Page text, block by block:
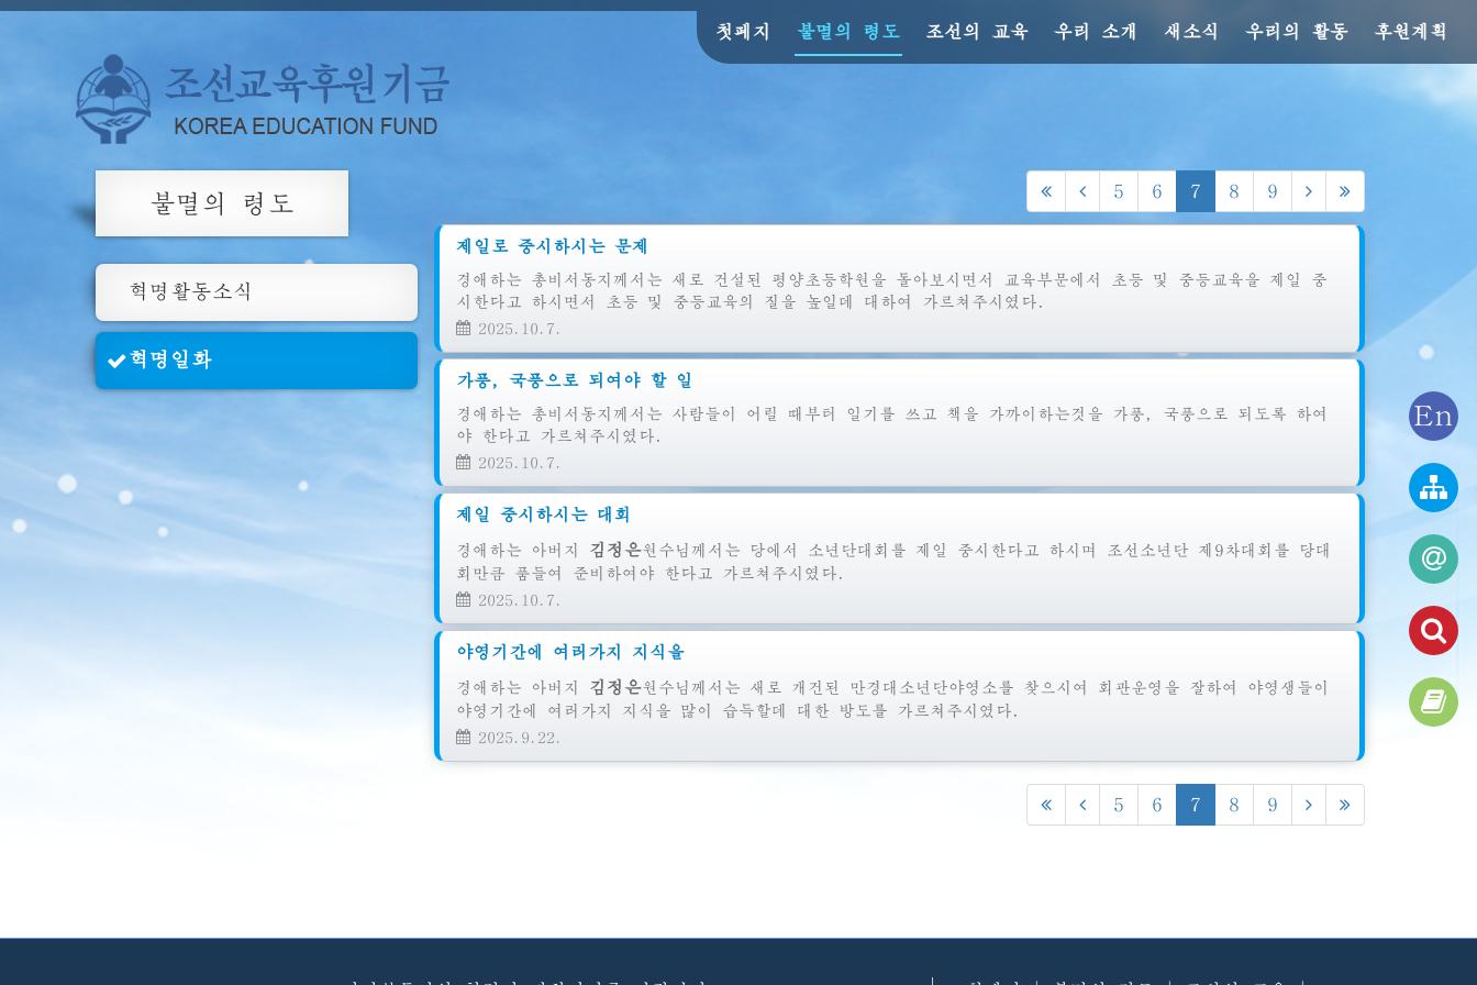
En
첫페지 불멸의 령도 조선의 교육 우리 소개 새소식 우리의 활동 후원계획
불멸의 령도
혁명활동소식
혁명일화
5 6 7 8 9
제일로 중시하시는 문제
경애하는 총비서동지께서는 새로 건설된 평양초등학원을 돌아보시면서 교육부문에서 초등 및 중등교육을 제일 중
시한다고 하시면서 초등 및 중등교육의 질을 높일데 대하여 가르쳐주시였다.
2025.10.7.
가풍, 국풍으로 되여야 할 일
경애하는 총비서동지께서는 사람들이 어릴 때부터 일기를 쓰고 책을 가까이하는것을 가풍, 국풍으로 되도록 하여
야 한다고 가르쳐주시였다.
2025.10.7.
제일 중시하시는 대회
경애하는 아버지 김정은원수님께서는 당에서 소년단대회를 제일 중시한다고 하시며 조선소년단 제9차대회를 당대
회만큼 품들여 준비하여야 한다고 가르쳐주시였다.
2025.10.7.
야영기간에 여러가지 지식을
경애하는 아버지 김정은원수님께서는 새로 개건된 만경대소년단야영소를 찾으시여 회관운영을 잘하여 야영생들이
야영기간에 여러가지 지식을 많이 습득할데 대한 방도를 가르쳐주시였다.
2025.9.22.
5 6 7 8 9